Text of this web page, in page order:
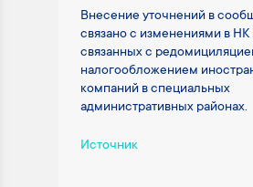
Внесение уточнений в
связано с изменениями в
связанных с
налогообложением
компаний в специальных
административных районах.
Источник